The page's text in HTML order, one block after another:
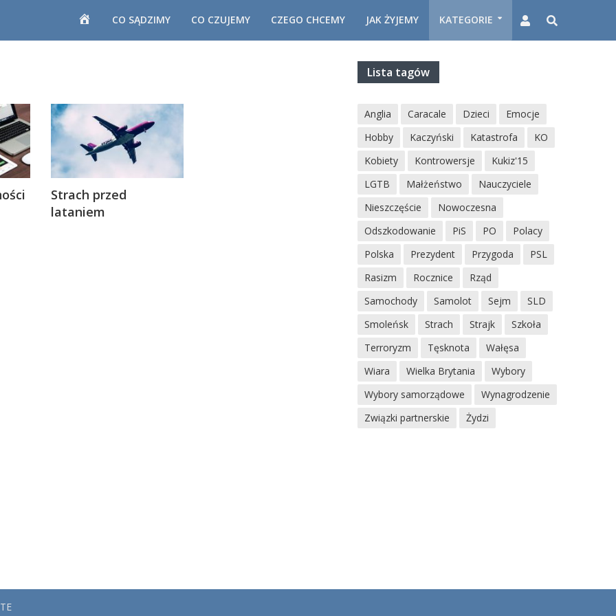
M
CO SĄDZIMY CO CZUJEMY CZEGO CHCEMY JAK ŻYJEMY KATEGORIE
Strach przed
lataniem
Lista tagów
Anglia Caracale Dzieci
Emocje
Hobby
Kaczyński Katastrofa
KO
Kobiety
Kontrowersje
Kukiz'15
LGTB
Małżeństwo
Nauczyciele
Nieszczęście
Nowoczesna
Odszkodowanie
PiS PO
Polacy
Polska
Prezydent Przygoda
PSL
Rasizm
Rocznice
Rząd
Samochody
Samolot Sejm
SLD
Smoleńsk
Strach Strajk
Szkoła
Terroryzm
Tęsknota
Wałęsa
Wiara
Wielka Brytania
Wybory
Wybory samorządowe
Wynagrodzenie
Związki partnerskie
Żydzi